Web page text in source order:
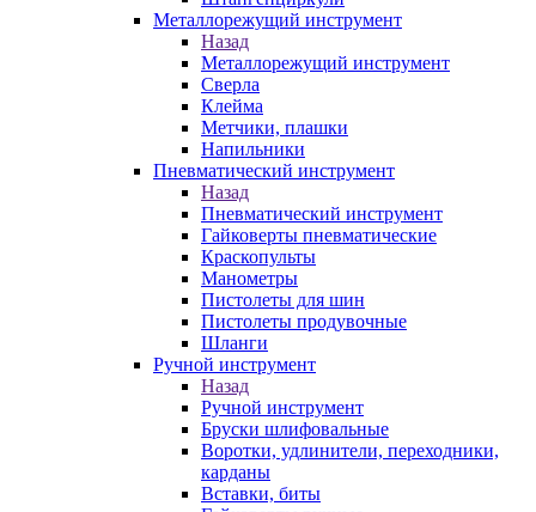
Металлорежущий инструмент
Назад
Металлорежущий инструмент
Сверла
Клейма
Метчики, плашки
Напильники
Пневматический инструмент
Назад
Пневматический инструмент
Гайковерты пневматические
Краскопульты
Манометры
Пистолеты для шин
Пистолеты продувочные
Шланги
Ручной инструмент
Назад
Ручной инструмент
Бруски шлифовальные
Воротки, удлинители, переходники,
карданы
Вставки, биты